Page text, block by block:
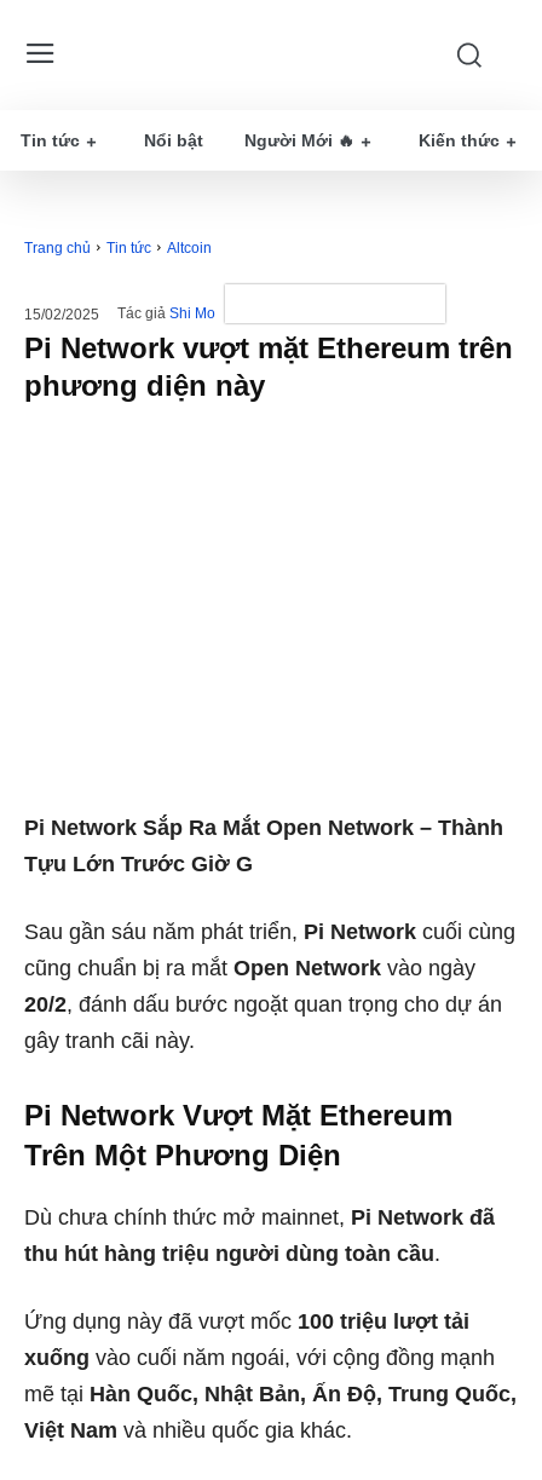
Tin tức Nổi bật Người Mới 🔥 Kiến thức
Trang chủ Tin tức Altcoin
15/02/2025 Tác giả Shi Mo
Pi Network vượt mặt Ethereum trên
phương diện này
Pi Network Sắp Ra Mắt Open Network – Thành
Tựu Lớn Trước Giờ G
Sau gần sáu năm phát triển, Pi Network cuối cùng
cũng chuẩn bị ra mắt Open Network vào ngày
20/2, đánh dấu bước ngoặt quan trọng cho dự án
gây tranh cãi này.
Pi Network Vượt Mặt Ethereum
Trên Một Phương Diện
Dù chưa chính thức mở mainnet, Pi Network đã
thu hút hàng triệu người dùng toàn cầu.
Ứng dụng này đã vượt mốc 100 triệu lượt tải
xuống vào cuối năm ngoái, với cộng đồng mạnh
mẽ tại Hàn Quốc, Nhật Bản, Ấn Độ, Trung Quốc,
Việt Nam và nhiều quốc gia khác.